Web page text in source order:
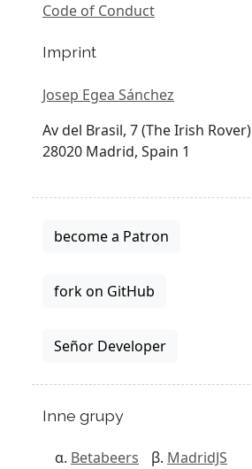
Code of Conduct
Imprint
Josep Egea Sánchez
Av del Brasil, 7 (The Irish Rover)
28020 Madrid, Spain 1
become a Patron
fork on GitHub
Señor Developer
Inne grupy
Betabeers MadridJS